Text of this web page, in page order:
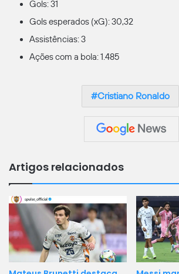
Gols: 31
Gols esperados (xG): 30,32
Assistências: 3
Ações com a bola: 1.485
Cristiano Ronaldo
Artigos relacionados